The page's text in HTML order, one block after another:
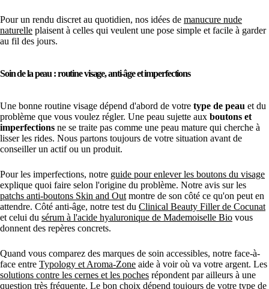
Pour un rendu discret au quotidien, nos idées de manucure nude
naturelle plaisent à celles qui veulent une pose simple et facile à garder
au fil des jours.
Soin de la peau : routine visage, anti-âge et imperfections
Une bonne routine visage dépend d'abord de votre type de peau et du
problème que vous voulez régler. Une peau sujette aux boutons et
imperfections ne se traite pas comme une peau mature qui cherche à
lisser les rides. Nous partons toujours de votre situation avant de
conseiller un actif ou un produit.
Pour les imperfections, notre guide pour enlever les boutons du visage
explique quoi faire selon l'origine du problème. Notre avis sur les
patchs anti-boutons Skin and Out montre de son côté ce qu'on peut en
attendre. Côté anti-âge, notre test du Clinical Beauty Filler de Cocunat
et celui du sérum à l'acide hyaluronique de Mademoiselle Bio vous
donnent des repères concrets.
Quand vous comparez des marques de soin accessibles, notre face-à-
face entre Typology et Aroma-Zone aide à voir où va votre argent. Les
solutions contre les cernes et les poches répondent par ailleurs à une
question très fréquente. Le bon choix dépend toujours de votre type de